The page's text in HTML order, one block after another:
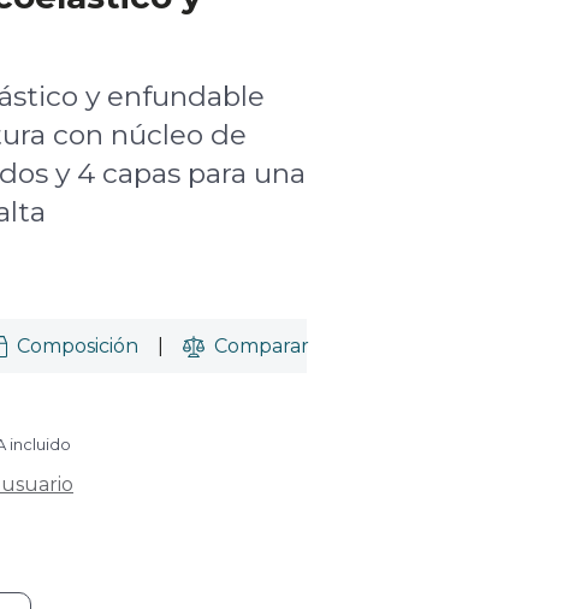
y enfundable
con núcleo de
y 4 capas para una
Composición Comparar
incluido